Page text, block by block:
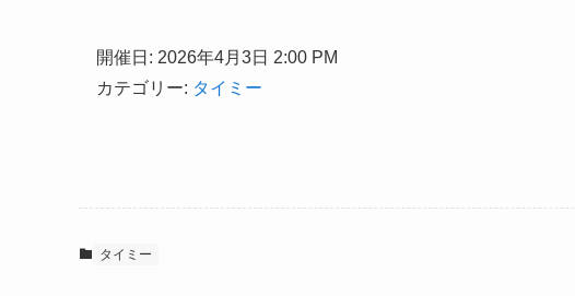
開催日: 2026年4月3日 2:00 PM
カテゴリー: タイミー
タイミー